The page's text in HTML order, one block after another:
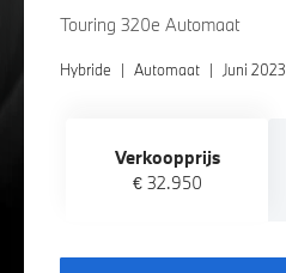
Touring 320e Automaat
Hybride | Automaat | Juni 2023
Verkoopprijs
€ 32.950